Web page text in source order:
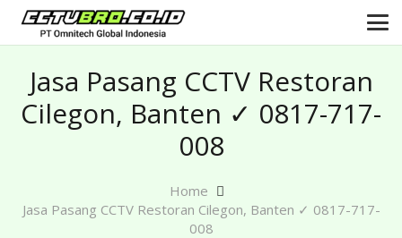
Jasa Pasang CCTV Restoran
Cilegon, Banten ✓ 0817-717-
008
Home
Jasa Pasang CCTV Restoran Cilegon, Banten ✓ 0817-717-
008